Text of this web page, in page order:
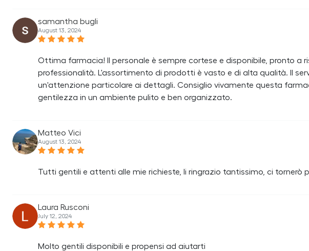
samantha bugli
August 13, 2024
Ottima farmacia! Il personale è sempre cortese e disponibile, pronto a
professionalità. L'assortimento di prodotti è vasto e di alta qualità. Il
un'attenzione particolare ai dettagli. Consiglio vivamente questa
gentilezza in un ambiente pulito e ben organizzato.
Matteo Vici
August 13, 2024
Tutti gentili e attenti alle mie richieste, li ringrazio tantissimo, ci tornerò
Laura Rusconi
July 12, 2024
Molto gentili disponibili e propensi ad aiutarti